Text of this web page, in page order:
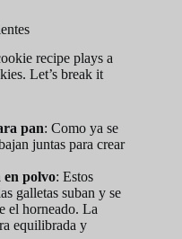
recipe plays a
Let’s break it
pan: Como ya se
juntas para crear
en polvo: Estos
galletas suban y se
el horneado. La
equilibrada y